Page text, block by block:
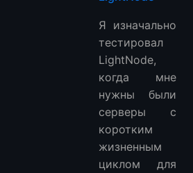
Я изначально
тестировал
LightNode,
когда мне
нужны были
серверы с
коротким
жизненным
циклом для